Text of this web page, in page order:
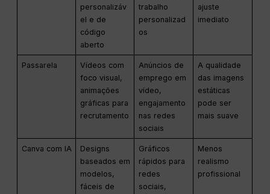
personalizáv
el e de
código
aberto
trabalho
personalizad
os
ajuste
imediato
Passarela
Vídeos com
foco visual,
animações
gráficas para
recrutamento
Anúncios de
emprego em
vídeo,
engajamento
nas redes
sociais
A qualidade
das imagens
estáticas
pode ser
mais suave
Canva com IA
Designs
baseados em
modelos,
fáceis de
Gráficos
rápidos para
redes
sociais,
Menos
realismo
profissional